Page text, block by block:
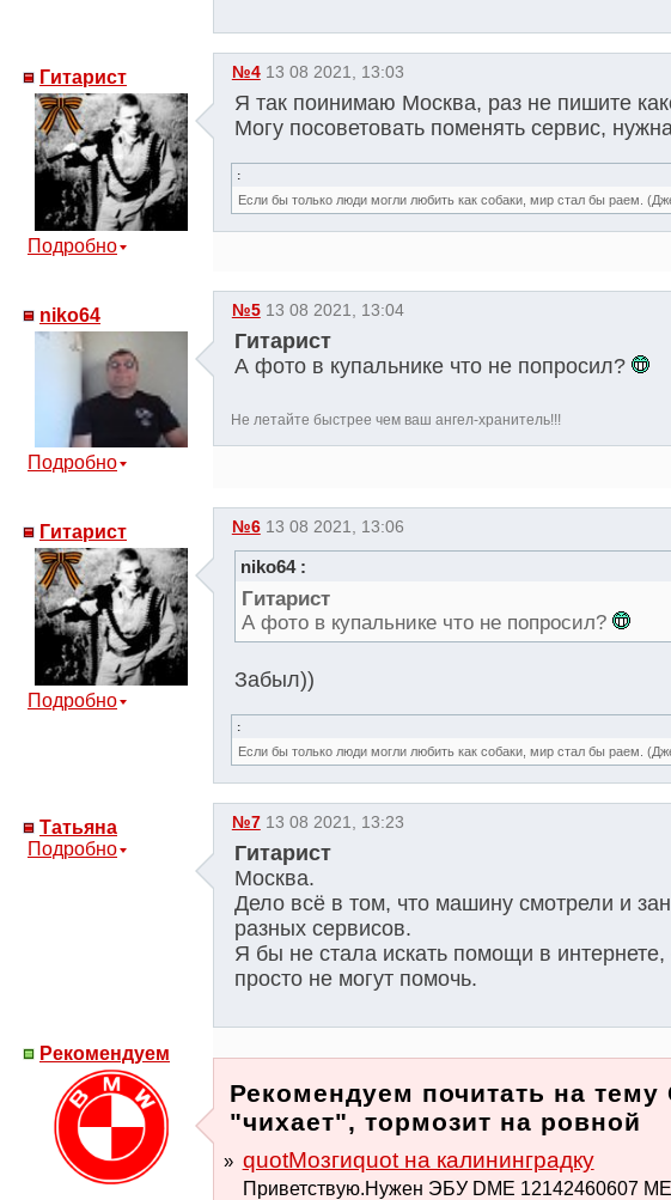
Гитарист
Подробно
№4 13 08 2021, 13:03
Я так поинимаю Москва, раз не пишите
Могу посоветовать поменять сервис,
:
Если бы только люди могли любить как собаки, мир стал бы раем.
niko64
Подробно
№5 13 08 2021, 13:04
Гитарист
А фото в купальнике что не попросил?
Не летайте быстрее чем ваш ангел-хранитель!!!
Гитарист
Подробно
№6 13 08 2021, 13:06
niko64 :
Гитарист
А фото в купальнике что не попросил?
Забыл))
:
Если бы только люди могли любить как собаки, мир стал бы раем.
Татьяна
Подробно
№7 13 08 2021, 13:23
Гитарист
Москва.
Дело всё в том, что машину смотрели и
разных сервисов.
Я бы не стала искать помощи в
просто не могут помочь.
Рекомендуем
Рекомендуем почитать на
"чихает", тормозит на ровной
quotМозгиquot на калининградку
Приветствую.Нужен ЭБУ DME 12142460607